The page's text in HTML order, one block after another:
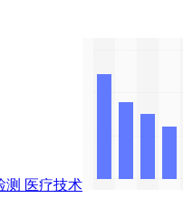
测 医疗技术